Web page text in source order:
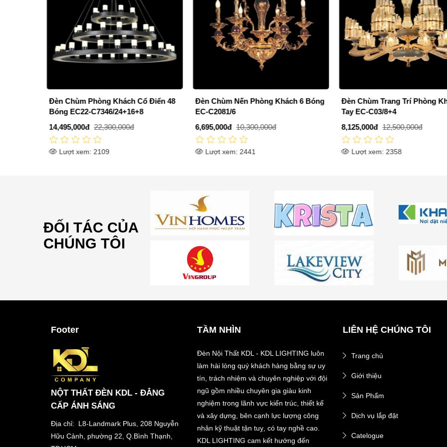
Đèn Chùm Nến Phòng Khách 6 Bóng
EC-C2081/6
6,695,000đ
10,300,000đ
Lượt xem: 2441
Đèn Chùm Trang Trí Phòng Khách 12
Tay EC-C03/8+4
8,125,000đ
12,500,000đ
Lượt xem: 2358
Đèn Chùm Cổ Điển Kiểu
750mm EC22-C7121/6
2,925,000đ
4,500,000đ
Lượt xem: 2190
ĐỐI TÁC CỦA
CHÚNG TÔI
Footer
NỘT THẤT ĐÈN KDL - ĐẲNG
CẤP ÁNH SÁNG
Địa chỉ: L8-Landmark Plus, 208 Nguyễn
Hữu Cảnh, phường 22, Q.Bình Thạnh,
TẦM NHÌN
Đèn Nội Thất KDL - KDL LIGHTING luôn
làm hài lòng quý khách hàng bằng sự uy
tín, trách nhiệm và chuyên nghiệp với đội
ngũ gồm nhiều chuyên gia giàu kinh
nghiệm trong lãnh vực kiến trúc, thiết kế
và xây dựng, bên cạnh lực lượng công
nhân kỹ thuật tận tuỵ, có tay nghề cao.
KDL LIGHTING cam kết hướng đến
LIÊN HỆ CHÚNG TÔI
Trang chủ
Giới thiệu
Sản Phẩm
Dịch vụ lắp đặt
Catelogue